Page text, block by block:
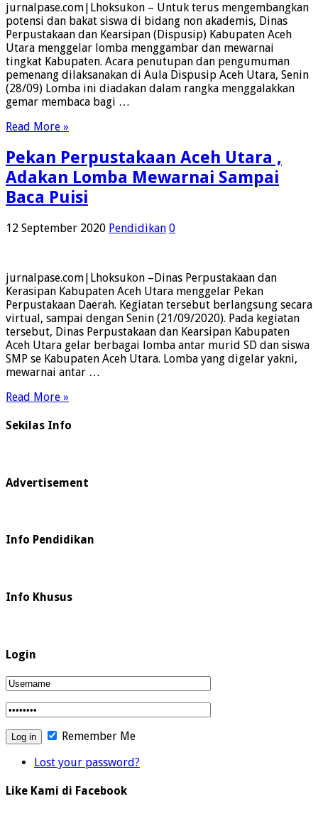
jurnalpase.com|Lhoksukon – Untuk terus mengembangkan
potensi dan bakat siswa di bidang non akademis, Dinas
Perpustakaan dan Kearsipan (Dispusip) Kabupaten Aceh
Utara menggelar lomba menggambar dan mewarnai
tingkat Kabupaten. Acara penutupan dan pengumuman
pemenang dilaksanakan di Aula Dispusip Aceh Utara, Senin
(28/09) Lomba ini diadakan dalam rangka menggalakkan
gemar membaca bagi …
Read More »
Pekan Perpustakaan Aceh Utara ,
Adakan Lomba Mewarnai Sampai
Baca Puisi
12 September 2020 Pendidikan 0
jurnalpase.com|Lhoksukon –Dinas Perpustakaan dan
Kerasipan Kabupaten Aceh Utara menggelar Pekan
Perpustakaan Daerah. Kegiatan tersebut berlangsung secara
virtual, sampai dengan Senin (21/09/2020). Pada kegiatan
tersebut, Dinas Perpustakaan dan Kearsipan Kabupaten
Aceh Utara gelar berbagai lomba antar murid SD dan siswa
SMP se Kabupaten Aceh Utara. Lomba yang digelar yakni,
mewarnai antar …
Read More »
Sekilas Info
Advertisement
Info Pendidikan
Info Khusus
Login
Remember Me
Lost your password?
Like Kami di Facebook